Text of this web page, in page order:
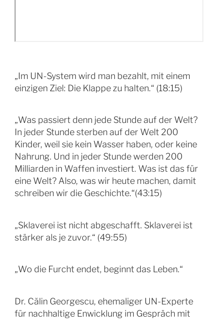
„Im UN-System wird man bezahlt, mit einem
einzigen Ziel: Die Klappe zu halten.“ (18:15)
„Was passiert denn jede Stunde auf der Welt?
In jeder Stunde sterben auf der Welt 200
Kinder, weil sie kein Wasser haben, oder keine
Nahrung. Und in jeder Stunde werden 200
Milliarden in Waffen investiert. Was ist das für
eine Welt? Also, was wir heute machen, damit
schreiben wir die Geschichte.“(43:15)
„Sklaverei ist nicht abgeschafft. Sklaverei ist
stärker als je zuvor.“ (49:55)
„Wo die Furcht endet, beginnt das Leben.“
Dr. Călin Georgescu, ehemaliger UN-Experte
für nachhaltige Enwicklung im Gespräch mit